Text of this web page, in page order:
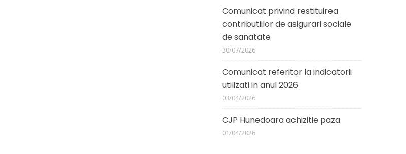
Comunicat privind restituirea
contributiilor de asigurari sociale
de sanatate
30/07/2026
Comunicat referitor la indicatorii
utilizati in anul 2026
03/04/2026
CJP Hunedoara achizitie paza
01/04/2026